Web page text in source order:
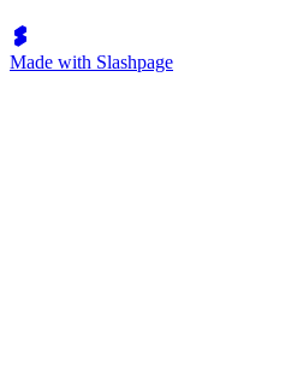
Made with Slashpage